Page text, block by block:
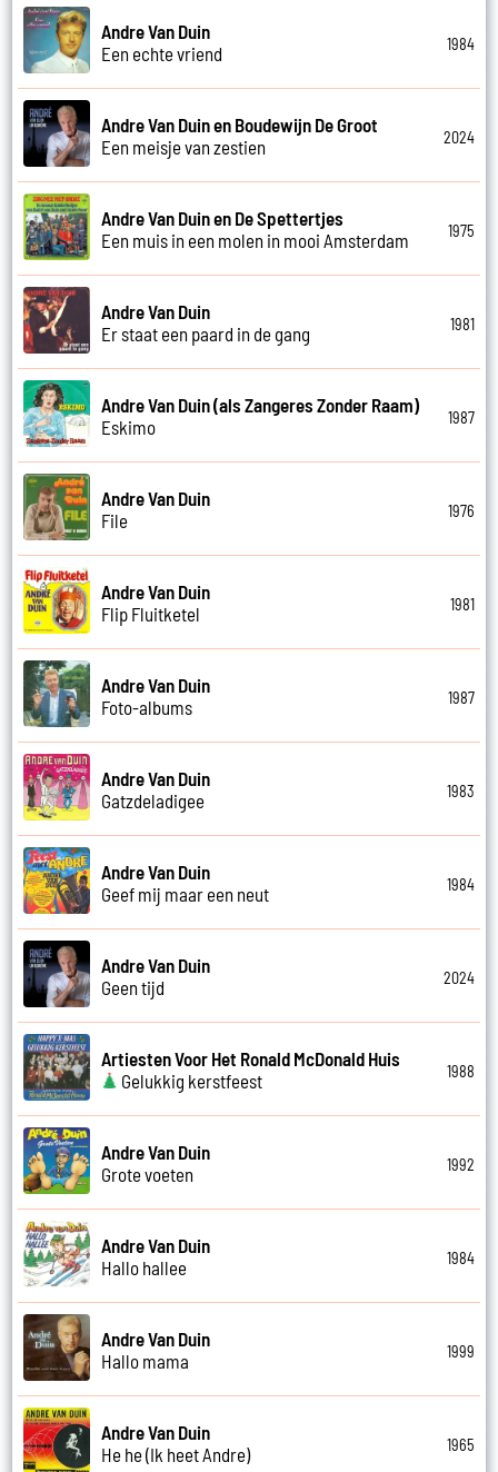
Andre Van Duin
Een echte vriend
1984
Andre Van Duin en Boudewijn De Groot
Een meisje van zestien
2024
Andre Van Duin en De Spettertjes
Een muis in een molen in mooi Amsterdam
1975
Andre Van Duin
Er staat een paard in de gang
1981
Andre Van Duin (als Zangeres Zonder Raam)
Eskimo
1987
Andre Van Duin
File
1976
Andre Van Duin
Flip Fluitketel
1981
Andre Van Duin
Foto-albums
1987
Andre Van Duin
Gatzdeladigee
1983
Andre Van Duin
Geef mij maar een neut
1984
Andre Van Duin
Geen tijd
2024
Artiesten Voor Het Ronald McDonald Huis
Gelukkig kerstfeest
1988
Andre Van Duin
Grote voeten
1992
Andre Van Duin
Hallo hallee
1984
Andre Van Duin
Hallo mama
1999
Andre Van Duin
He he (Ik heet Andre)
1965